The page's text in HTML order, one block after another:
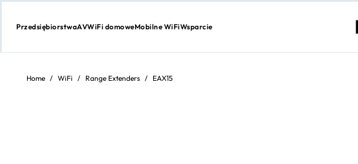
Przejdź
PrzedsiębiorstwaAVWiFi domoweMobilne WiFiWsparcie
Home / WiFi / Range Extenders / EAX15